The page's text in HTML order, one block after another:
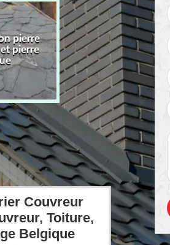
pierre
pierre
Peinture sur toiture
Couvreur
Toiture,
Belgique